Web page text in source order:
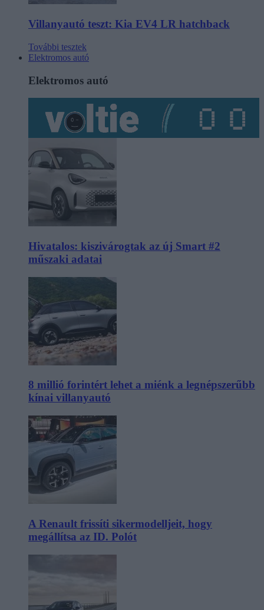
Villanyautó teszt: Kia EV4 LR hatchback
További tesztek
Elektromos autó
Elektromos autó
Hivatalos: kiszivárogtak az új Smart #2
műszaki adatai
8 millió forintért lehet a miénk a legnépszerűbb
kínai villanyautó
A Renault frissíti sikermodelljeit, hogy
megállítsa az ID. Polót